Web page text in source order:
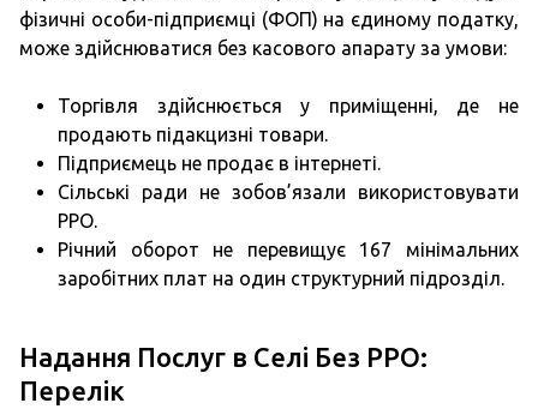
фізичні особи-підприємці (ФОП) на єдиному податку,
може здійснюватися без касового апарату за умови:
Торгівля здійснюється у приміщенні, де не
продають підакцизні товари.
Підприємець не продає в інтернеті.
Сільські ради не зобов’язали використовувати
РРО.
Річний оборот не перевищує 167 мінімальних
заробітних плат на один структурний підрозділ.
Надання Послуг в Селі Без РРО:
Перелік